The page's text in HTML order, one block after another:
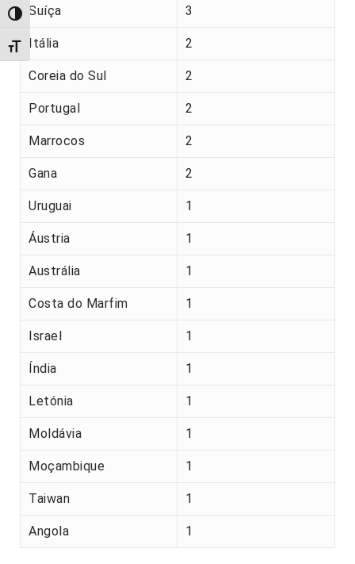
Alternar alto contraste
Alternar tamanho da fonte
Suíça 3
Itália 2
Coreia do Sul 2
Portugal 2
Marrocos 2
Gana 2
Uruguai 1
Áustria 1
Austrália 1
Costa do Marfim 1
Israel 1
Índia 1
Letónia 1
Moldávia 1
Moçambique 1
Taiwan 1
Angola 1